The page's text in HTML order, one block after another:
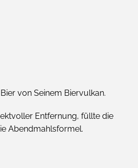
von Seinem Biervulkan.
Entfernung, füllte die
Abendmahlsformel.